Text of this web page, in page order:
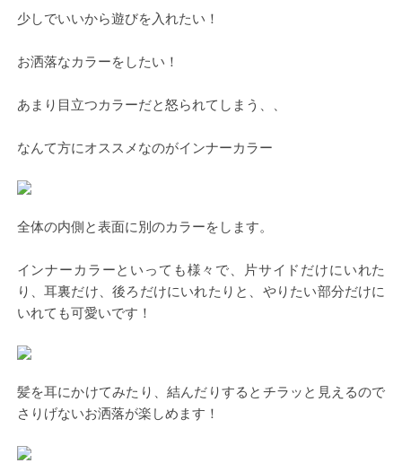
少しでいいから遊びを入れたい！
お洒落なカラーをしたい！
あまり目立つカラーだと怒られてしまう、、
なんて方にオススメなのがインナーカラー
全体の内側と表面に別のカラーをします。
インナーカラーといっても様々で、片サイドだけにいれた
り、耳裏だけ、後ろだけにいれたりと、やりたい部分だけに
いれても可愛いです！
髪を耳にかけてみたり、結んだりするとチラッと見えるので
さりげないお洒落が楽しめます！